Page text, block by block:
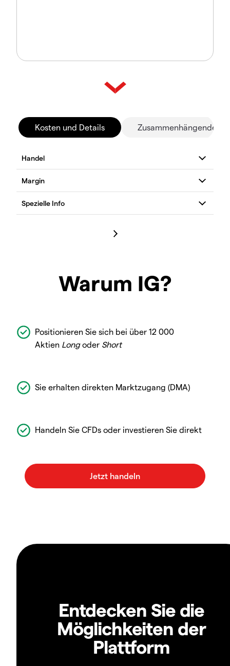
Kosten und Details Zusammenhängende
Warum IG?
Positionieren Sie sich bei über 12 000
Aktien Longoder Short
Sie erhalten direkten Marktzugang (DMA)
Handeln Sie CFDs oder investieren Sie direkt
Entdecken Sie die
Möglichkeiten der
Plattform